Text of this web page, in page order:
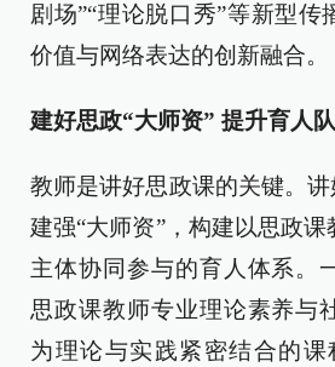
剧场”“理论脱口秀”等新型传
价值与网络表达的创新融合。
建好思政“大师资” 提升育人
教师是讲好思政课的关键。讲
建强“大师资”，构建以思政
主体协同参与的育人体系。
思政课教师专业理论素养与
为理论与实践紧密结合的课